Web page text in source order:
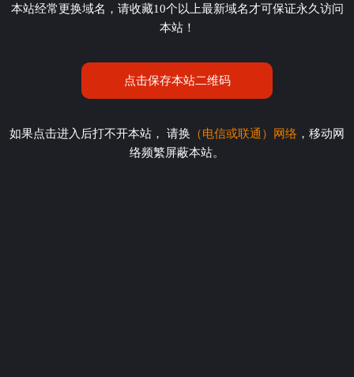
本站经常更换域名，请收藏10个以上最新域名才可保证永久访问
本站！
点击保存本站二维码
如果点击进入后打不开本站， 请换 （电信或联通）网络 ，移动网
络频繁屏蔽本站。